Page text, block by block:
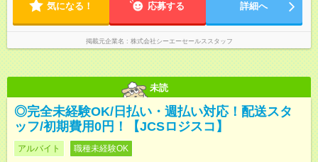
気になる！ 応募する 詳細へ
掲載元企業名 株式会社シーエーセールススタッフ
未読
◎完全未経験OK/日払い・週払い対応！配送スタ
ッフ/初期費用0円！【JCSロジスコ】
アルバイト 職種未経験OK